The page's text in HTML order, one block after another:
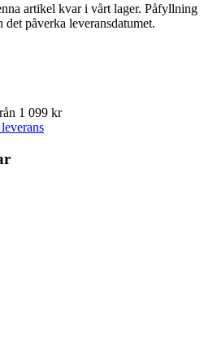
artikel kvar i vårt lager. Påfyllning
påverka leveransdatumet.
1 099 kr